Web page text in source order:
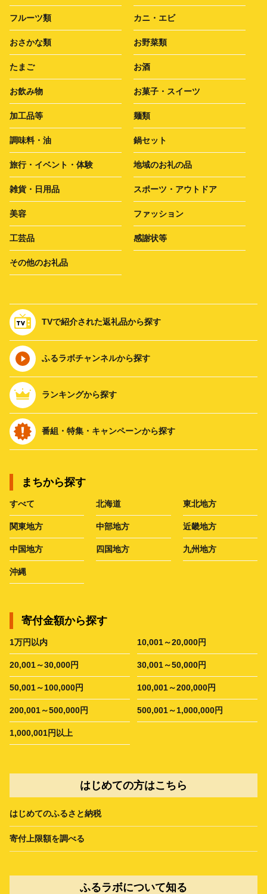
フルーツ類 カニ・エビ
おさかな類 お野菜類
たまご お酒
お飲み物 お菓子・スイーツ
加工品等 麺類
調味料・油 鍋セット
旅行・イベント・体験 地域のお礼の品
雑貨・日用品 スポーツ・アウトドア
美容 ファッション
工芸品 感謝状等
その他のお礼品
TVで紹介された返礼品から探す
ふるラボチャンネルから探す
ランキングから探す
番組・特集・キャンペーンから探す
まちから探す
すべて 北海道 東北地方
関東地方 中部地方 近畿地方
中国地方 四国地方 九州地方
沖縄
寄付金額から探す
1万円以内 10,001～20,000円
20,001～30,000円 30,001～50,000円
50,001～100,000円 100,001～200,000円
200,001～500,000円 500,001～1,000,000円
1,000,001円以上
はじめての方はこちら
はじめてのふるさと納税
寄付上限額を調べる
ふるラボについて知る